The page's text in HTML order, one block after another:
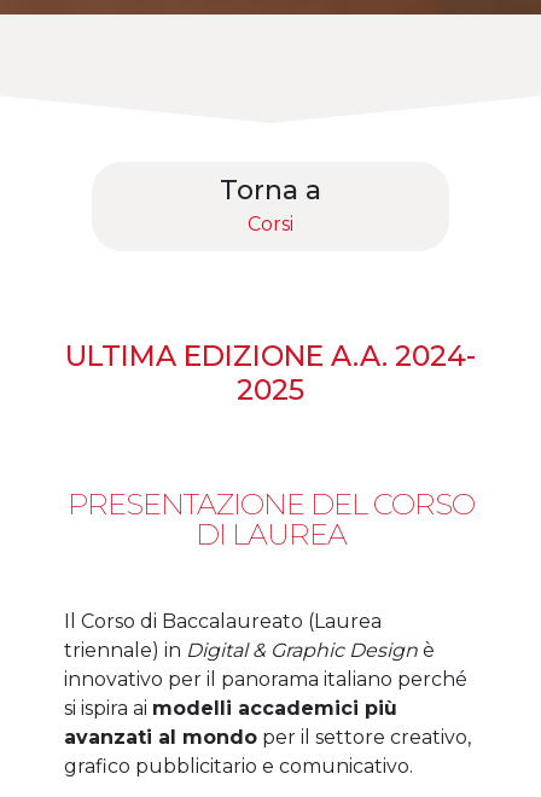
Torna a
Corsi
ULTIMA EDIZIONE A.A. 2024-
2025
PRESENTAZIONE DEL CORSO
DI LAUREA
Il Corso di Baccalaureato (Laurea
triennale) in Digital & Graphic Designè
innovativo per il panorama italiano perché
si ispira ai modelli accademici più
avanzati al mondoper il settore creativo,
grafico pubblicitario e comunicativo.